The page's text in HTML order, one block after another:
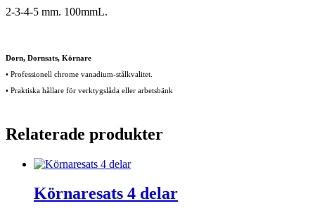
2-3-4-5 mm. 100mmL.
Dorn, Dornsats, Körnare
• Professionell chrome vanadium-stålkvalitet.
• Praktiska hållare för verktygslåda eller arbetsbänk
Relaterade produkter
Körnaresats 4 delar